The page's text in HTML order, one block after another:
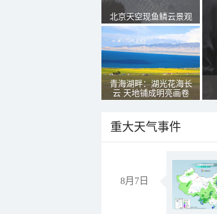
北京天空现鱼鳞云景观
青海湖畔：湖光花海长
云 天地铺成明亮画卷
重大天气事件
8月7日